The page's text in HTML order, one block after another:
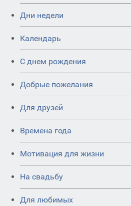
Дни недели
Календарь
C днем рождения
Добрые пожелания
Для друзей
Времена года
Мотивация для жизни
На свадьбу
Для любимых